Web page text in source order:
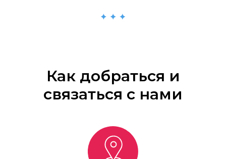
Как добраться и
связаться с нами